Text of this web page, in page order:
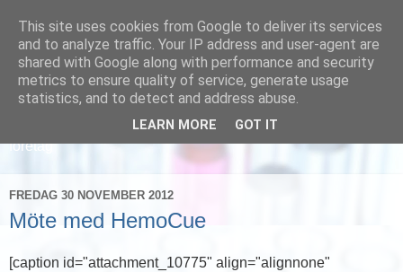
Läs om hur vi marknadsför svensk sjukvård och svenska
företag
FREDAG 30 NOVEMBER 2012
Möte med HemoCue
[caption id="attachment_10775" align="alignnone"
This site uses cookies from Google to deliver its services
and to analyze traffic. Your IP address and user-agent are
shared with Google along with performance and security
metrics to ensure quality of service, generate usage
statistics, and to detect and address abuse.
LEARN MORE GOT IT